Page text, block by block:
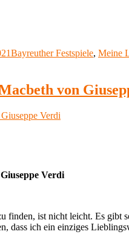
Kategorien
Bayreuther Festspiele, Meine
von
Verdi
finden, ist nicht leicht. Es gibt
dass ich ein einziges